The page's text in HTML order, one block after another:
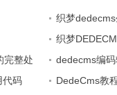
织梦
织梦
选
完整处
dedecms编
GBK
代码
DedeCms教